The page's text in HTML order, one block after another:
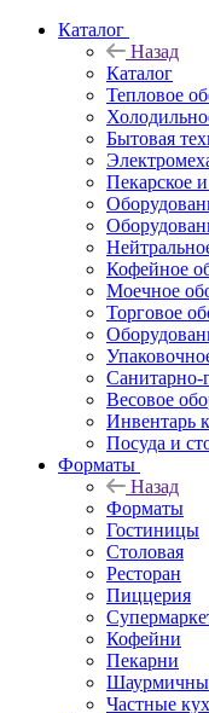
Каталог
Назад
Каталог
Тепловое
Бытовая
Пекарское
Кофейное
Моечное
Торговое
Санитарно-
Весовое
Инвентарь
Посуда и
Форматы
Назад
Форматы
Гостиницы
Столовая
Ресторан
Пиццерия
Кофейни
Пекарни
Частные